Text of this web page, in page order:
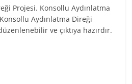
Projesi. Konsollu Aydınlatma
Aydınlatma Direği
ve çıktıya hazırdır.